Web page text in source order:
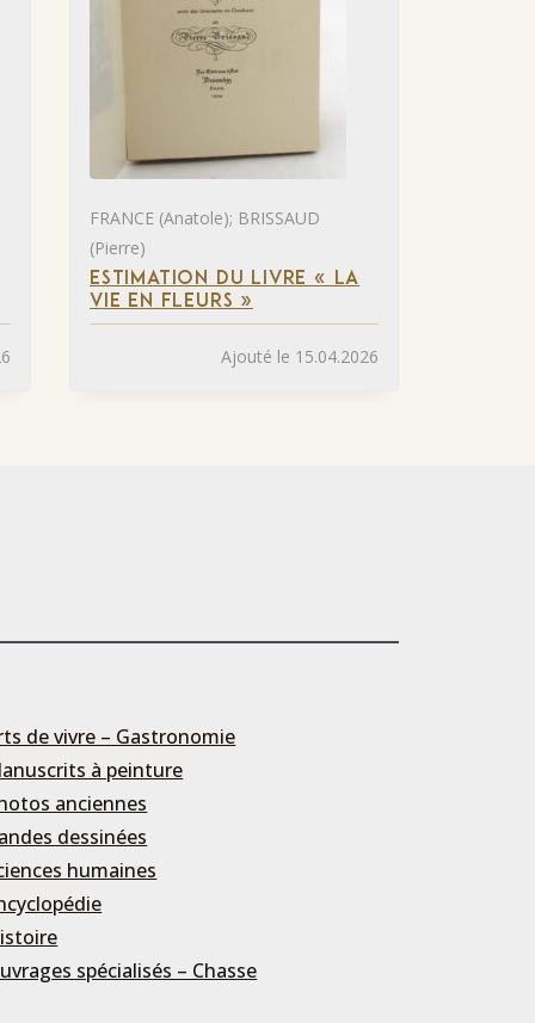
FRANCE (Anatole); BRISSAUD
(Pierre)
ESTIMATION DU LIVRE « LA
VIE EN FLEURS »
Ajouté le 15.04.2026
de vivre – Gastronomie
à peinture
anciennes
dessinées
humaines
spécialisés – Chasse